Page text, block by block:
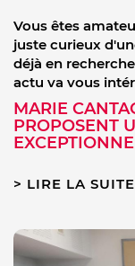
Vous êtes
juste curieux
déjà en
actu va vous
MARIE
PROPOSENT
LIRE LA SUITE